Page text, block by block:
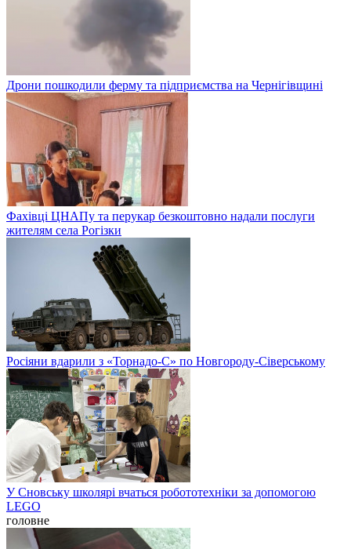
Дрони пошкодили ферму та підприємства на Чернігівщині
Фахівці ЦНАПу та перукар безкоштовно надали послуги
жителям села Рогізки
Росіяни вдарили з «Торнадо-С» по Новгороду-Сіверському
У Сновську школярі вчаться робототехніки за допомогою
LEGO
головне